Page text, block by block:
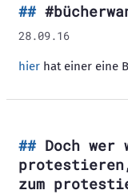
28.09.16
hierhat einer eine
Doch
zum